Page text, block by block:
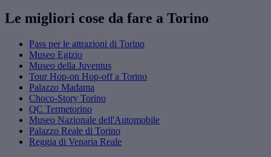
Le migliori cose da fare a Torino
Pass per le attrazioni di Torino
Museo Egizio
Museo della Juventus
Tour Hop-on Hop-off a Torino
Palazzo Madama
Choco-Story Torino
QC Termetorino
Museo Nazionale dell'Automobile
Palazzo Reale di Torino
Reggia di Venaria Reale